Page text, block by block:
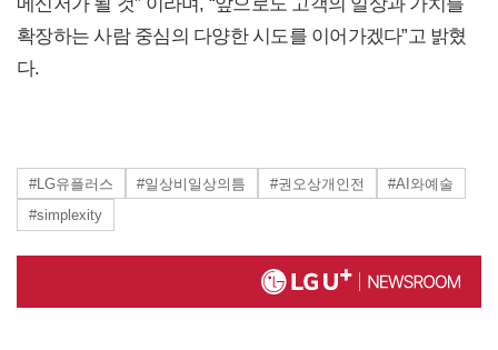
확장하는 사람 중심의 다양한 시도를 이어가겠다”고 밝혔
다.
#LG유플러스 #일상비일상의틈 #권오상개인전
#AI와예술
#simplexity